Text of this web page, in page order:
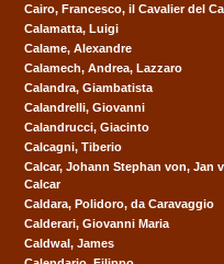
Cairo, Francesco, il Cavalier del
Calamatta, Luigi
Calame, Alexandre
Calamech, Andrea, Lazzaro
Calandra, Giambatista
Calandrelli, Giovanni
Calandrucci, Giacinto
Calcagni, Tiberio
Calcar, Johann Stephan von, Jan
Calcar
Caldara, Polidoro, da Caravaggio
Calderari, Giovanni Maria
Caldwal, James